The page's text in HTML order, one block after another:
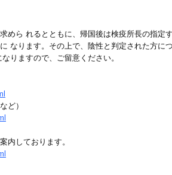
めら れるとともに、帰国後は検疫所長の指定
なります。その上で、陰性と判定された方に
りますので、ご留意ください。
ど）
内しております。